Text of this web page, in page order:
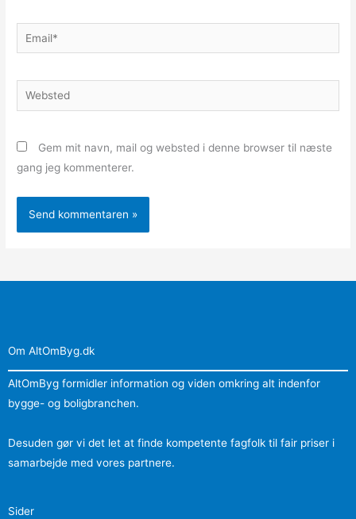
Email*
Websted
Gem mit navn, mail og websted i denne browser til næste
gang jeg kommenterer.
Om AltOmByg.dk
AltOmByg formidler information og viden omkring alt indenfor
bygge- og boligbranchen.
Desuden gør vi det let at finde kompetente fagfolk til fair priser i
samarbejde med vores partnere.
Sider